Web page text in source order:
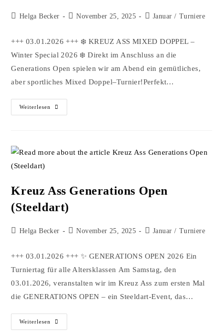
Helga Becker November 25, 2025 Januar / Turniere
+++ 03.01.2026 +++ ❄️ KREUZ ASS MIXED DOPPEL –
Winter Special 2026 ❄️ Direkt im Anschluss an die
Generations Open spielen wir am Abend ein gemütliches,
aber sportliches Mixed Doppel–Turnier!Perfekt…
Weiterlesen
Kreuz Ass Generations Open
(Steeldart)
Helga Becker November 25, 2025 Januar / Turniere
+++ 03.01.2026 +++ ✨ GENERATIONS OPEN 2026 Ein
Turniertag für alle Altersklassen Am Samstag, den
03.01.2026, veranstalten wir im Kreuz Ass zum ersten Mal
die GENERATIONS OPEN – ein Steeldart-Event, das…
Weiterlesen